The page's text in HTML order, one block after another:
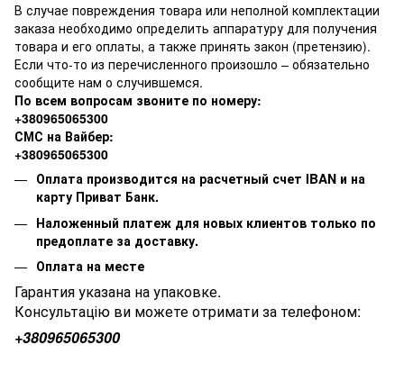
В случае повреждения товара или неполной комплектации
заказа необходимо определить аппаратуру для получения
товара и его оплаты, а также принять закон (претензию).
Если что-то из перечисленного произошло – обязательно
сообщите нам о случившемся.
По всем вопросам звоните по номеру:
+380965065300
СМС на Вайбер:
+380965065300
Оплата производится на расчетный счет IBAN и на
карту Приват Банк.
Наложенный платеж для новых клиентов только по
предоплате за доставку.
Оплата на месте
Гарантия указана на упаковке.
Консультацію ви можете отримати за телефоном:
+380965065300